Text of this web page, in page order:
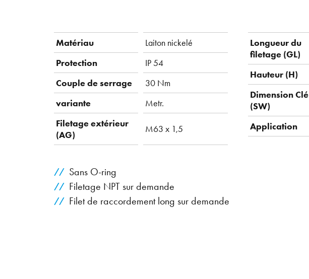
Matériau
Laiton nickelé
Protection
IP 54
Couple de serrage
30 Nm
variante
Metr.
Filetage extérieur
(AG)
M63 x 1,5
Longueur du
filetage (GL)
Hauteur (H)
Dimension Clé
(SW)
Application
Sans O-ring
Filetage NPT sur demande
Filet de raccordement long sur demande